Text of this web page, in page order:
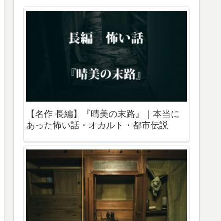
【名作 長編】『晴美の末路』｜本当に
あった怖い話・オカルト・都市伝説